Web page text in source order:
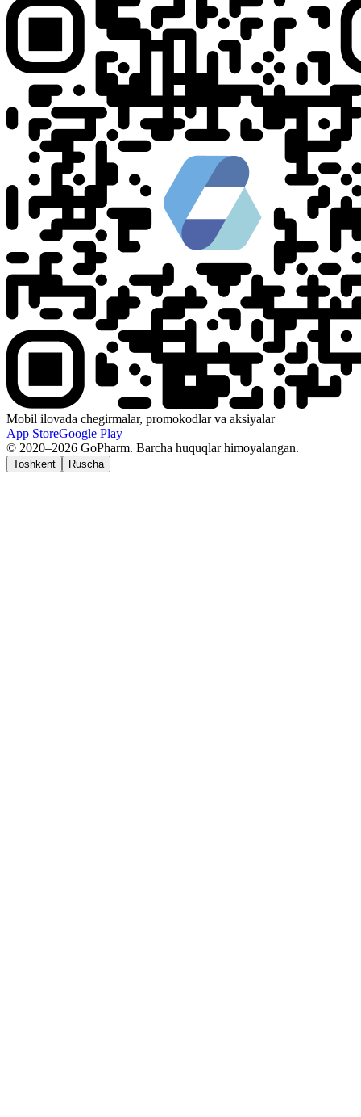
Mobil ilovada chegirmalar, promokodlar va aksiyalar
App StoreGoogle Play
© 2020–2026 GoPharm. Barcha huquqlar himoyalangan.
Toshkent Ruscha